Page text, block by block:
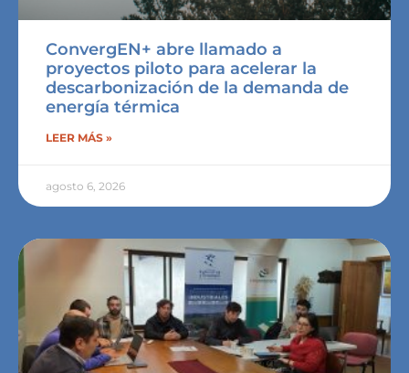
ConvergEN+ abre llamado a
proyectos piloto para acelerar la
descarbonización de la demanda de
energía térmica
LEER MÁS »
agosto 6, 2026